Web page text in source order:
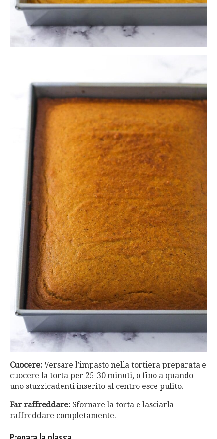
Cuocere: Versare l’impasto nella tortiera preparata e
cuocere la torta per 25-30 minuti, o fino a quando
uno stuzzicadenti inserito al centro esce pulito.
Far raffreddare: Sfornare la torta e lasciarla
raffreddare completamente.